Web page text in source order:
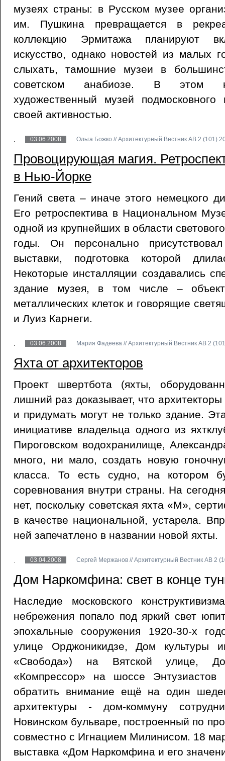
музеях страны: в Русском музее
им. Пушкина превращается в
коллекцию Эрмитажа планируют
искусство, однако новостей из малых
слыхать, тамошние музеи в
советском анабиозе. В этом
художественный музей подмосковного
своей активностью.
03.06.2008 Ольга Божко // Архитектурный Вестник АВ 2 (101)
Провоцирующая магия.
в Нью-Йорке
Гений света – иначе этого немецкого
Его ретроспектива в Национальном
одной из крупнейших в области
годы. Он персонально
выставки, подготовка которой
Некоторые инсталляции создавались
здание музея, в том числе –
металлических клеток и говорящие
и Луиз Карнеги.
03.06.2008 Мария Фадеева // Архитектурный Вестник АВ 2
Яхта от архитекторов
Проект швертбота (яхты,
лишний раз доказывает, что
и придумать могут не только здание.
инициативе владельца одного из
Пироговском водохранилище,
много, ни мало, создать новую
класса. То есть судно, на котором
соревнования внутри страны. На
нет, поскольку советская яхта «М»,
в качестве национальной, устарела.
ней запечатлено в названии новой яхты.
03.04.2008 Сергей Мержанов // Архитектурный Вестник АВ 2
Дом Наркомфина: свет в конце
Наследие московского
небрежения попало под яркий свет
эпохальные сооружения 1920-30-х
улице Орджоникидзе, Дом культуры
«Свобода») на Вятской улице,
«Компрессор» на шоссе
обратить внимание ещё на один
архитектуры - дом-коммуну
Новинском бульваре, построенный по
совместно с Игнацием Милинисом. 18
выставка «Дом Наркомфина и его